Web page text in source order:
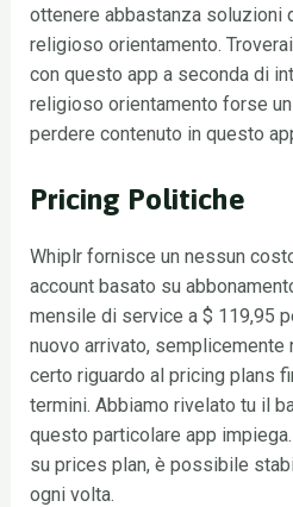
ottenere abbastanza soluzioni
religioso orientamento.
con questo app a seconda di
religioso orientamento forse
perdere contenuto in questo
Pricing Politiche
Whiplr fornisce un nessun
account basato su
mensile di service a $ 119,95
nuovo arrivato, semplicemente
certo riguardo al pricing plans
termini. Abbiamo rivelato tu il
questo particolare app
su prices plan, è possibile
ogni volta.